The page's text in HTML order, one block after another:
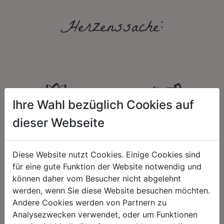
Herzenssache:
HARMONIE
Unser Sortiment steht für ein
schenken natürliche, stilvolle
Momente für harmonische Stunden
zu Hause – den Ort, an dem
Menschen sich geborgen fühlen und
positive Energie schöpfen.
Nicht immer ist der günstigste Preis
fair – im Hinblick auf unsere
Kalkulation, angemessene
Entlohnung und unsere
nachhaltigen, gewachsenen
Geschäftsbeziehungen.
Ihre Wahl bezüglich Cookies auf
dieser Webseite
Diese Website nutzt Cookies. Einige Cookies sind
für eine gute Funktion der Website notwendig und
können daher vom Besucher nicht abgelehnt
werden, wenn Sie diese Website besuchen möchten.
Andere Cookies werden von Partnern zu
Analysezwecken verwendet, oder um Funktionen